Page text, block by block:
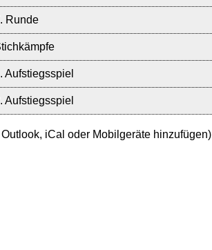
Runde
Aufstiegsspiel
Aufstiegsspiel
iCal oder Mobilgeräte hinzufügen)